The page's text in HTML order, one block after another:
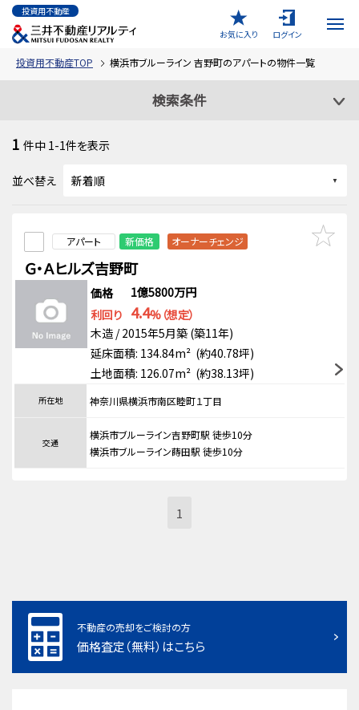
投資用不動産
お気に入り
ログイン
投資用不動産TOP 横浜市ブルーライン 吉野町のアパートの物件一覧
検索条件
1 件中 1-1件を表示
並べ替え
アパート 新価格 オーナーチェンジ
Ｇ・Ａヒルズ吉野町
価格
1億5800万円
利回り 4.4%（想定）
木造 / 2015年5月築 (築11年)
延床面積: 134.84m² (約40.78坪)
土地面積: 126.07m² (約38.13坪)
所在地 神奈川県横浜市南区睦町１丁目
交通
横浜市ブルーライン吉野町駅 徒歩10分
横浜市ブルーライン蒔田駅 徒歩10分
1
不動産の売却をご検討の方
価格査定（無料）はこちら